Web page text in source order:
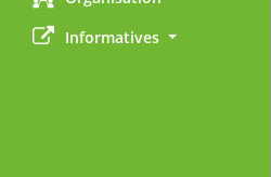
Informatives